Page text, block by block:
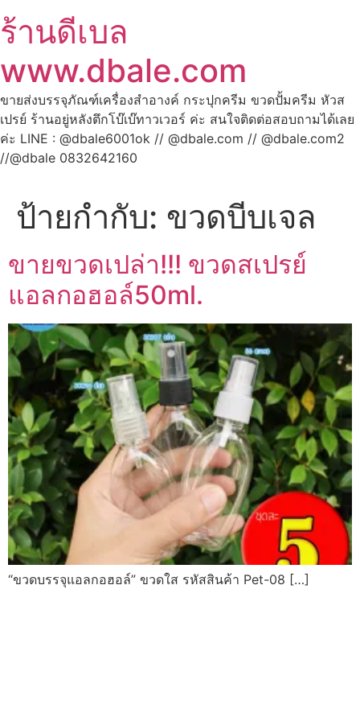
ร้านดีเบล
www.dbale.com
ขายส่งบรรจุภัณฑ์เครื่องสำอางค์ กระปุกครีม ขวดปั้มครีม หัวส
เปรย์ ร้านอยู่หลังตึกโบ๊เบ๊ทาวเวอร์ ค่ะ สนใจติดต่อสอบถามได้เลย
ค่ะ LINE : @dbale6001ok // @dbale.com // @dbale.com2
//@dbale 0832642160
ป้ายกำกับ: ขวดบีบเจล
ขายขวดเปล่า!!! ขวดสเปรย์
แอลกอฮอล์50ml.
“ขวดบรรจุแอลกอฮอล์” ขวดใส รหัสสินค้า Pet-08 […]